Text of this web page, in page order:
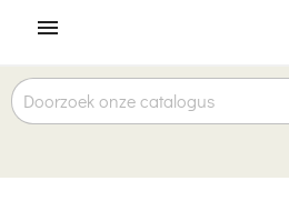
